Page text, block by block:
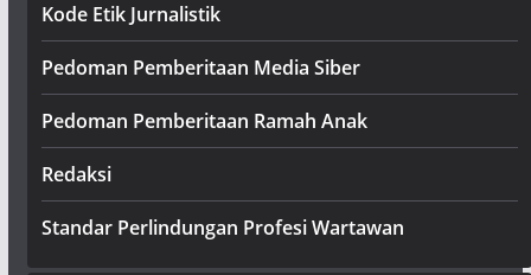
Kode Etik Jurnalistik
Pedoman Pemberitaan Media Siber
Pedoman Pemberitaan Ramah Anak
Redaksi
Standar Perlindungan Profesi Wartawan